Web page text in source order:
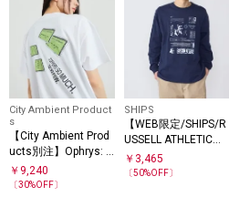
City Ambient Product
s
【City Ambient Prod
ucts別注】Ophrys: A
mbient Express Tee
￥ 9,240
〔30%OFF〕
SHIPS
【WEB限定/SHIPS/R
USSELL ATHLETIC別
注】CONVENIENCEY
OUNG: LS TEE
￥ 3,465
〔50%OFF〕